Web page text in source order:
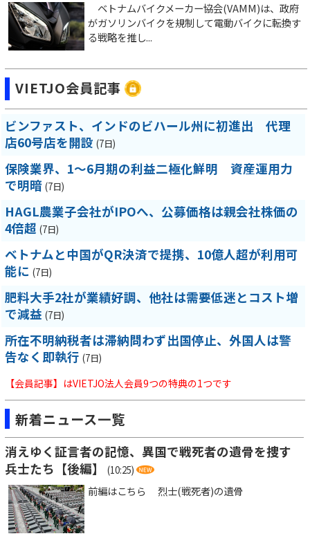
ベトナムバイクメーカー協会(VAMM)は、政府
がガソリンバイクを規制して電動バイクに転換す
る戦略を推し...
VIETJO会員記事
ビンファスト、インドのビハール州に初進出 代理
店60号店を開設 (7日)
保険業界、1～6月期の利益二極化鮮明 資産運用力
で明暗 (7日)
HAGL農業子会社がIPOへ、公募価格は親会社株価の
4倍超 (7日)
ベトナムと中国がQR決済で提携、10億人超が利用可
能に (7日)
肥料大手2社が業績好調、他社は需要低迷とコスト増
で減益 (7日)
所在不明納税者は滞納問わず出国停止、外国人は警
告なく即執行 (7日)
【会員記事】はVIETJO法人会員9つの特典の1つです
新着ニュース一覧
消えゆく証言者の記憶、異国で戦死者の遺骨を捜す
兵士たち【後編】
(10:25)
前編はこちら 烈士(戦死者)の遺骨